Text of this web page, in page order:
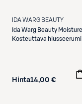
IDA WARG BEAUTY
Ida Warg Beauty Moisture
Kosteuttava hiusseerumi
Hinta14,00 €